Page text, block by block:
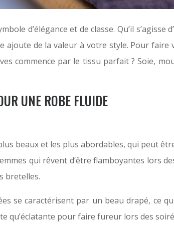
d’élégance et de classe. Qu’il
ajoute de la valeur à votre style. Pour
commence par le tissu parfait ? Soie,
UNE ROBE FLUIDE
beaux et les plus abordables, qui peut
qui rêvent d’être flamboyantes lors
bretelles.
se caractérisent par un beau drapé, ce
qu’éclatante pour faire fureur lors des